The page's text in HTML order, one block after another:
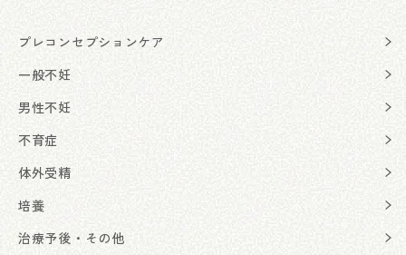
プレコンセプションケア
一般不妊
男性不妊
不育症
体外受精
培養
治療予後・その他